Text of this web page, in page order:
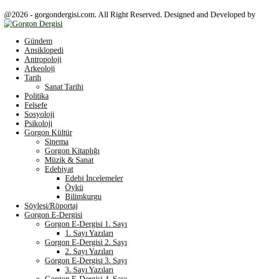
@2026 - gorgondergisi.com. All Right Reserved. Designed and Developed by
Gündem
Ansiklopedi
Antropoloji
Arkeoloji
Tarih
Sanat Tarihi
Politika
Felsefe
Sosyoloji
Psikoloji
Gorgon Kültür
Sinema
Gorgon Kitaplığı
Müzik & Sanat
Edebiyat
Edebi İncelemeler
Öykü
Bilimkurgu
Söyleşi/Röportaj
Gorgon E-Dergisi
Gorgon E-Dergisi 1. Sayı
1. Sayı Yazıları
Gorgon E-Dergisi 2. Sayı
2. Sayı Yazıları
Gorgon E-Dergisi 3. Sayı
3. Sayı Yazıları